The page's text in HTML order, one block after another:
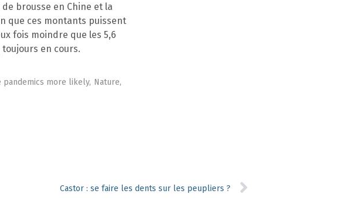
brousse en Chine et la
que ces montants puissent
fois moindre que les 5,6
en cours.
pandemics more likely, Nature,
Castor : se faire les dents sur les peupliers ?